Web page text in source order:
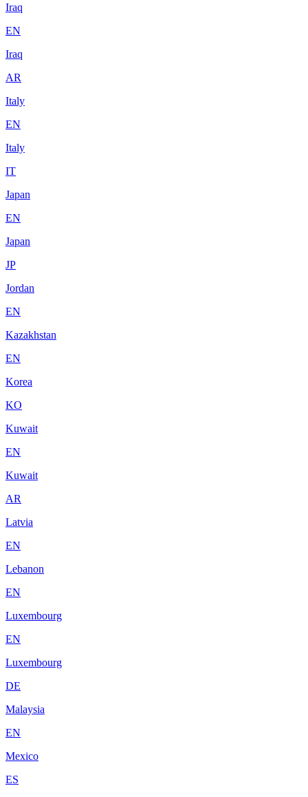
Iraq
EN
Iraq
AR
Italy
EN
Italy
IT
Japan
EN
Japan
JP
Jordan
EN
Kazakhstan
EN
Korea
KO
Kuwait
EN
Kuwait
AR
Latvia
EN
Lebanon
EN
Luxembourg
EN
Luxembourg
DE
Malaysia
EN
Mexico
ES